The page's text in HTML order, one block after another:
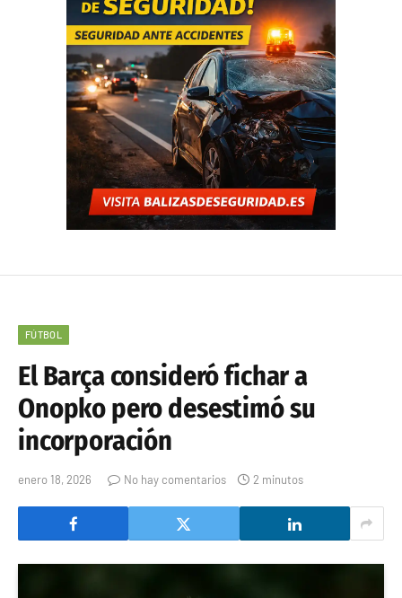
FÚTBOL
El Barça consideró fichar a
Onopko pero desestimó su
incorporación
enero 18, 2026 No hay comentarios 2 minutos